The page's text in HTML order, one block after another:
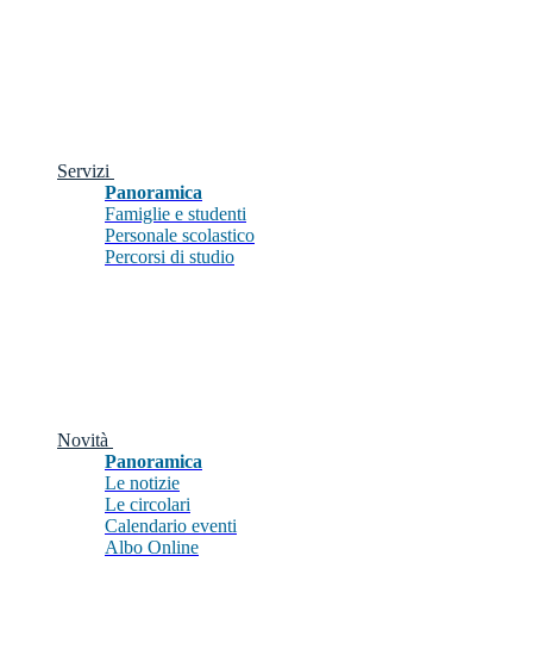
Servizi
Panoramica
Famiglie e studenti
Personale scolastico
Percorsi di studio
Novità
Panoramica
Le notizie
Le circolari
Calendario eventi
Albo Online